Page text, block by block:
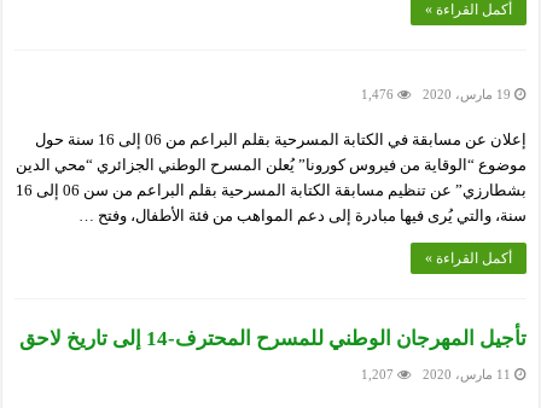
أكمل القراءة »
19 مارس، 2020 1,476
إعلان عن مسابقة في الكتابة المسرحية بقلم البراعم من 06 إلى 16 سنة حول
موضوع “الوقاية من فيروس كورونا” يُعلن المسرح الوطني الجزائري “محي الدين
بشطارزي” عن تنظيم مسابقة الكتابة المسرحية بقلم البراعم من سن 06 إلى 16
سنة، والتي يُرى فيها مبادرة إلى دعم المواهب من فئة الأطفال، وفتح …
أكمل القراءة »
تأجيل المهرجان الوطني للمسرح المحترف-14 إلى تاريخ لاحق
11 مارس، 2020 1,207